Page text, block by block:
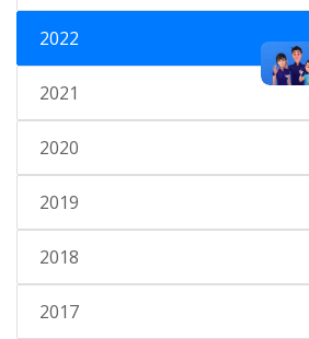
2022
2021
2020
2019
2018
2017